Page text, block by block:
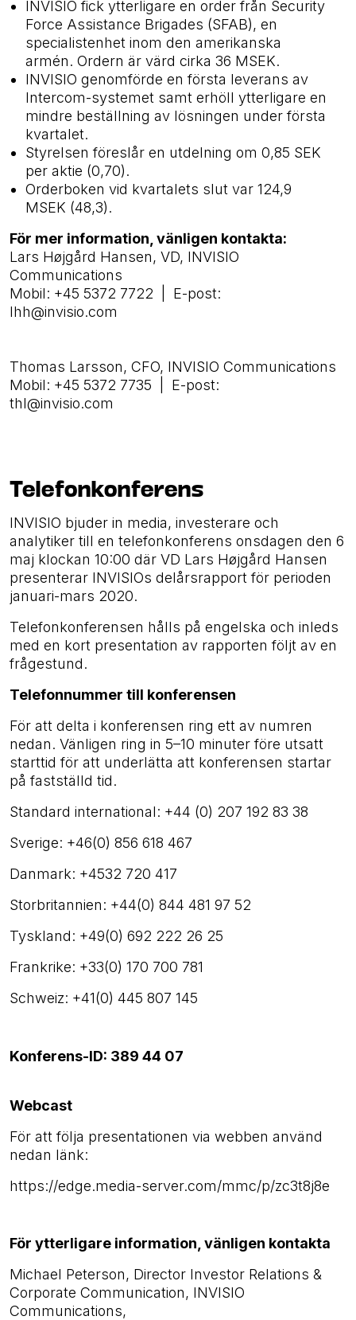
INVISIO fick ytterligare en order från Security
Force Assistance Brigades (SFAB), en
specialistenhet inom den amerikanska
armén. Ordern är värd cirka 36 MSEK.
INVISIO genomförde en första leverans av
Intercom-systemet samt erhöll ytterligare en
mindre beställning av lösningen under första
kvartalet.
Styrelsen föreslår en utdelning om 0,85 SEK
per aktie (0,70).
Orderboken vid kvartalets slut var 124,9
MSEK (48,3).
För mer information, vänligen kontakta:
Lars Højgård Hansen, VD, INVISIO
Communications
Mobil: +45 5372 7722 | E-post:
lhh@invisio.com
Thomas Larsson, CFO, INVISIO Communications
Mobil: +45 5372 7735 | E-post:
thl@invisio.com
Telefonkonferens
INVISIO bjuder in media, investerare och
analytiker till en telefonkonferens onsdagen den 6
maj klockan 10:00 där VD Lars Højgård Hansen
presenterar INVISIOs delårs­rapport för perioden
januari-mars 2020.
Telefonkonferensen hålls på engelska och inleds
med en kort presentation av rapporten följt av en
frågestund.
Telefonnummer till konferensen
För att delta i konferensen ring ett av numren
nedan. Vänligen ring in 5–10 minuter före utsatt
starttid för att underlätta att konferensen startar
på fastställd tid.
Standard international: +44 (0) 207 192 83 38
Sverige: +46(0) 856 618 467
Danmark: +4532 720 417
Storbritannien: +44(0) 844 481 97 52
Tyskland: +49(0) 692 222 26 25
Frankrike: +33(0) 170 700 781
Schweiz: +41(0) 445 807 145
Konferens-ID: 389 44 07
Webcast
För att följa presentationen via webben använd
nedan länk:
https://edge.media-server.com/mmc/p/zc3t8j8e
För ytterligare information, vänligen kontakta
Michael Peterson, Director Investor Relations &
Corporate Communication, INVISIO
Communications,